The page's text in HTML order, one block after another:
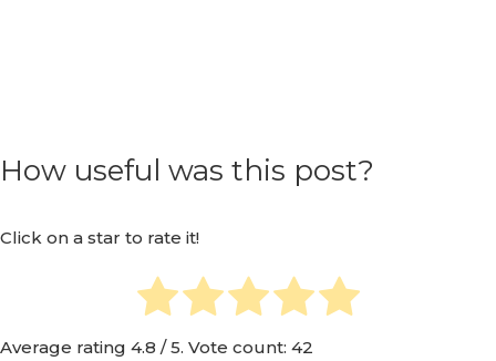
How useful was this post?
Click on a star to rate it!
Average rating 4.8 / 5. Vote count: 42